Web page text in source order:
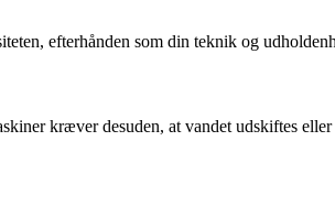
efterhånden som din teknik og
kræver desuden, at vandet udskiftes eller